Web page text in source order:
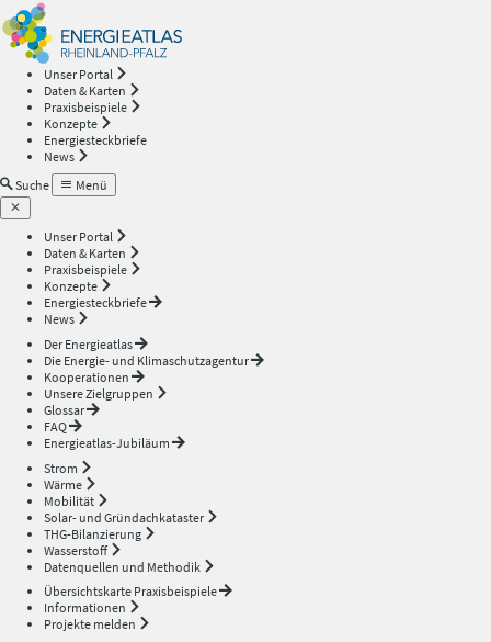
Unser Portal
Daten & Karten
Praxisbeispiele
Konzepte
Energiesteckbriefe
News
Suche
Menü
Unser Portal
Daten & Karten
Praxisbeispiele
Konzepte
Energiesteckbriefe
News
Der Energieatlas
Die Energie- und Klimaschutzagentur
Kooperationen
Unsere Zielgruppen
Glossar
FAQ
Energieatlas-Jubiläum
Strom
Wärme
Mobilität
Solar- und Gründachkataster
THG-Bilanzierung
Wasserstoff
Datenquellen und Methodik
Übersichtskarte Praxisbeispiele
Informationen
Projekte melden